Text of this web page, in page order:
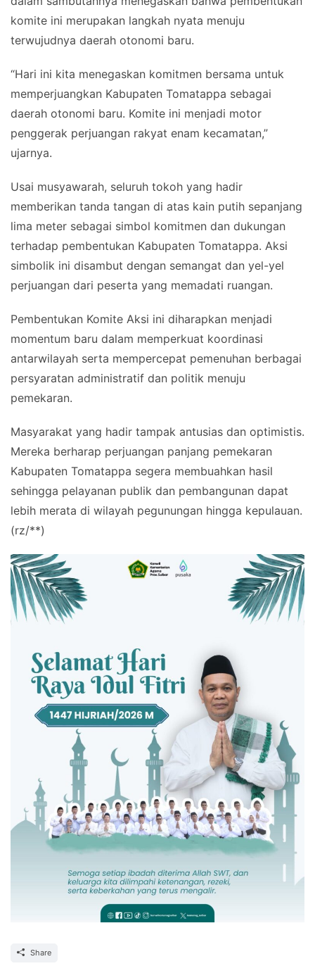
komite ini merupakan langkah nyata menuju
terwujudnya daerah otonomi baru.
“Hari ini kita menegaskan komitmen bersama untuk
memperjuangkan Kabupaten Tomatappa sebagai
daerah otonomi baru. Komite ini menjadi motor
penggerak perjuangan rakyat enam kecamatan,”
ujarnya.
Usai musyawarah, seluruh tokoh yang hadir
memberikan tanda tangan di atas kain putih sepanjang
lima meter sebagai simbol komitmen dan dukungan
terhadap pembentukan Kabupaten Tomatappa. Aksi
simbolik ini disambut dengan semangat dan yel-yel
perjuangan dari peserta yang memadati ruangan.
Pembentukan Komite Aksi ini diharapkan menjadi
momentum baru dalam memperkuat koordinasi
antarwilayah serta mempercepat pemenuhan berbagai
persyaratan administratif dan politik menuju
pemekaran.
Masyarakat yang hadir tampak antusias dan optimistis.
Mereka berharap perjuangan panjang pemekaran
Kabupaten Tomatappa segera membuahkan hasil
sehingga pelayanan publik dan pembangunan dapat
lebih merata di wilayah pegunungan hingga kepulauan.
(rz/**)
Share